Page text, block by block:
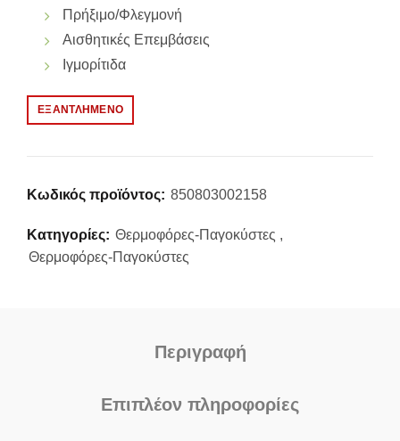
Πρήξιμο/Φλεγμονή
Αισθητικές Επεμβάσεις
Ιγμορίτιδα
ΕΞΑΝΤΛΗΜΈΝΟ
Κωδικός προϊόντος: 850803002158
Κατηγορίες: Θερμοφόρες-Παγοκύστες ,
Θερμοφόρες-Παγοκύστες
Περιγραφή
Επιπλέον πληροφορίες